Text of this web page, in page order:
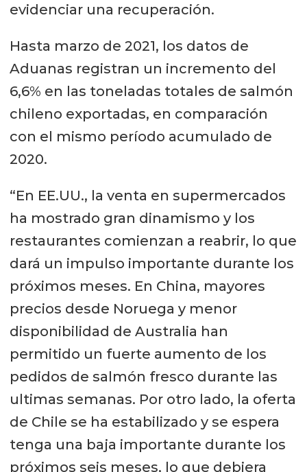
evidenciar una recuperación.
Hasta marzo de 2021, los datos de
Aduanas registran un incremento del
6,6% en las toneladas totales de salmón
chileno exportadas, en comparación
con el mismo período acumulado de
2020.
“En EE.UU., la venta en supermercados
ha mostrado gran dinamismo y los
restaurantes comienzan a reabrir, lo que
dará un impulso importante durante los
próximos meses. En China, mayores
precios desde Noruega y menor
disponibilidad de Australia han
permitido un fuerte aumento de los
pedidos de salmón fresco durante las
ultimas semanas. Por otro lado, la oferta
de Chile se ha estabilizado y se espera
tenga una baja importante durante los
próximos seis meses, lo que debiera